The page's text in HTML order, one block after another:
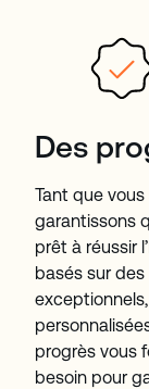
Des
Tant que
garantissons
prêt à réussir
basés sur
progrès vous
besoin pour